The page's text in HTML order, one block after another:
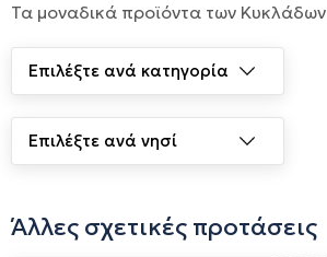
Τα μοναδικά προϊόντα των Κυκλάδων
Άλλες σχετικές προτάσεις